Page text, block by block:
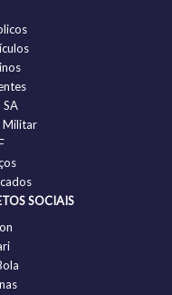
Militar
SOCIAIS